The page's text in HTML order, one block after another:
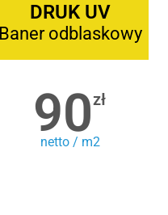
DRUK UV
Baner odblaskowy
90zł
netto / m2